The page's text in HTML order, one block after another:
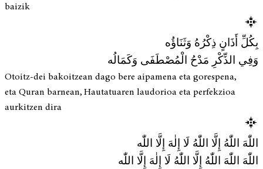
baizik
بِكُلِّ أَذَانٍ ذِكْرُهُ وَثَنَاؤُه
وَفِي الذِّكْرِ مَدْحُ الْمُصْطَفَى وَكَمَالُه
Otoitz-dei bakoitzean dago bere aipamena eta gorespena,
eta Quran barnean, Hautatuaren laudorioa eta perfekzioa
aurkitzen dira
اللّٰهَ اللّٰهُ إِلَّا اللّٰهُ لَا إِلٰهَ إِلَّا اللّٰه
اللّٰهَ اللّٰهَ اللّٰهُ إِلَّا اللّٰهُ لَا إِلٰهَ إِلَّا اللّٰه